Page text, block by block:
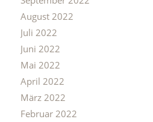
August 2022
Juli 2022
Juni 2022
Mai 2022
April 2022
März 2022
Februar 2022